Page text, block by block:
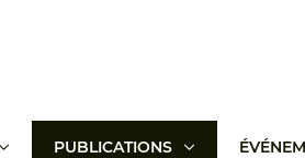
PUBLICATIONS